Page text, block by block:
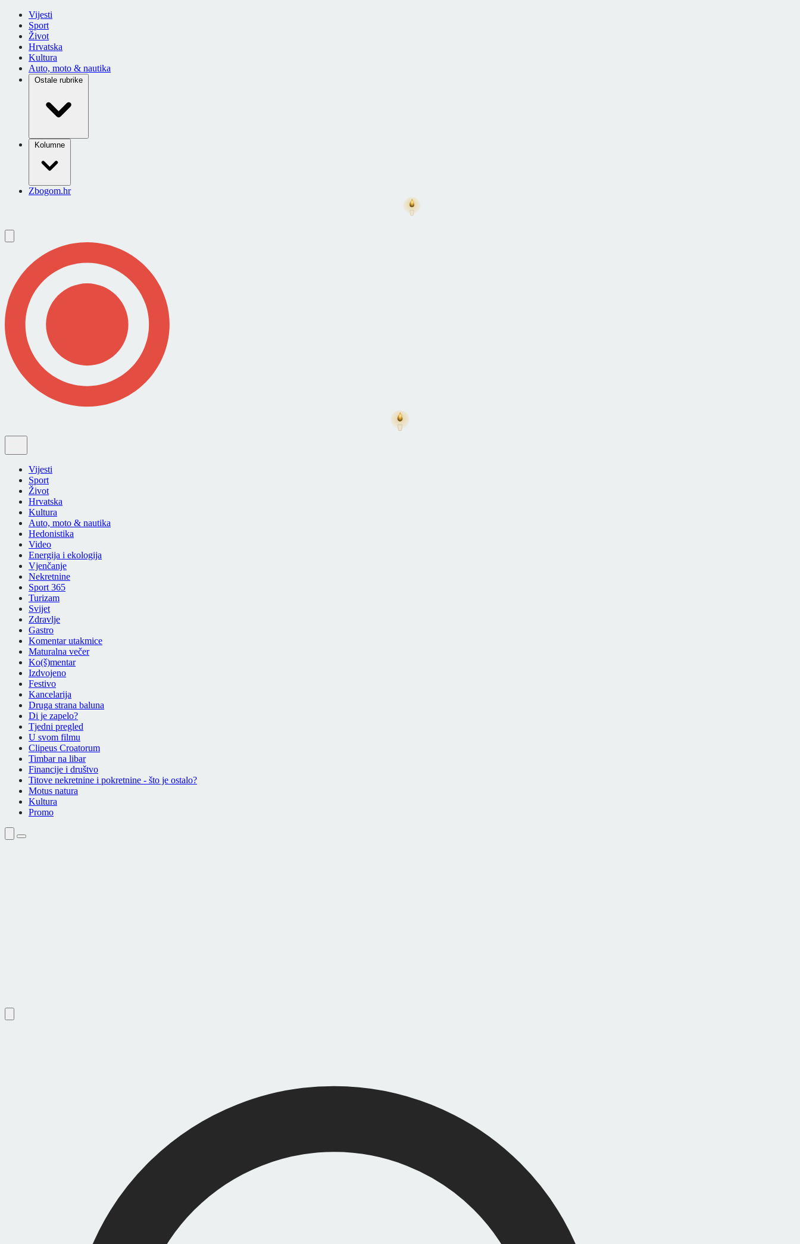
Vijesti
Sport
Život
Hrvatska
Kultura
Auto, moto & nautika
Ostale rubrike
Kolumne
Zbogom.hr
Vijesti
Sport
Život
Hrvatska
Kultura
Auto, moto & nautika
Hedonistika
Video
Energija i ekologija
Vjenčanje
Nekretnine
Sport 365
Turizam
Svijet
Zdravlje
Gastro
Komentar utakmice
Maturalna večer
Ko(š)mentar
Izdvojeno
Festivo
Kancelarija
Druga strana baluna
Di je zapelo?
Tjedni pregled
U svom filmu
Clipeus Croatorum
Timbar na libar
Financije i društvo
Titove nekretnine i pokretnine - što je ostalo?
Motus natura
Kultura
Promo